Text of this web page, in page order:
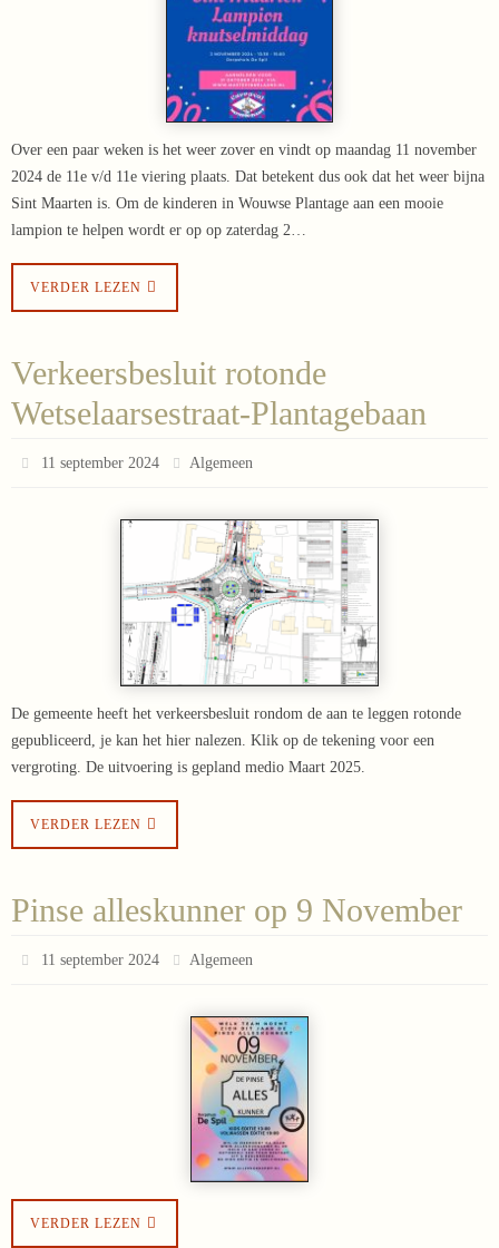
Over een paar weken is het weer zover en vindt op maandag 11 november
2024 de 11e v/d 11e viering plaats. Dat betekent dus ook dat het weer bijna
Sint Maarten is. Om de kinderen in Wouwse Plantage aan een mooie
lampion te helpen wordt er op op zaterdag 2…
VERDER LEZEN
Verkeersbesluit rotonde
Wetselaarsestraat-Plantagebaan
11 september 2024 Algemeen
De gemeente heeft het verkeersbesluit rondom de aan te leggen rotonde
gepubliceerd, je kan het hier nalezen. Klik op de tekening voor een
vergroting. De uitvoering is gepland medio Maart 2025.
VERDER LEZEN
Pinse alleskunner op 9 November
11 september 2024 Algemeen
VERDER LEZEN